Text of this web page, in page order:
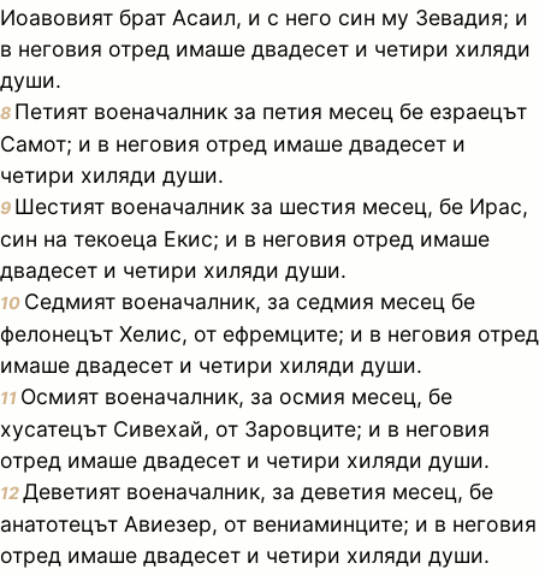
Иоавовият брат Асаил, и с него син му Зевадия; и
в неговия отред имаше двадесет и четири хиляди
души.
8 Петият военачалник за петия месец бе езраецът
Самот; и в неговия отред имаше двадесет и
четири хиляди души.
9 Шестият военачалник за шестия месец, бе Ирас,
син на текоеца Екис; и в неговия отред имаше
двадесет и четири хиляди души.
10 Седмият военачалник, за седмия месец бе
фелонецът Хелис, от ефремците; и в неговия отред
имаше двадесет и четири хиляди души.
11 Осмият военачалник, за осмия месец, бе
хусатецът Сивехай, от Заровците; и в неговия
отред имаше двадесет и четири хиляди души.
12Деветият военачалник, за деветия месец, бе
анатотецът Авиезер, от вениаминците; и в неговия
отред имаше двадесет и четири хиляди души.